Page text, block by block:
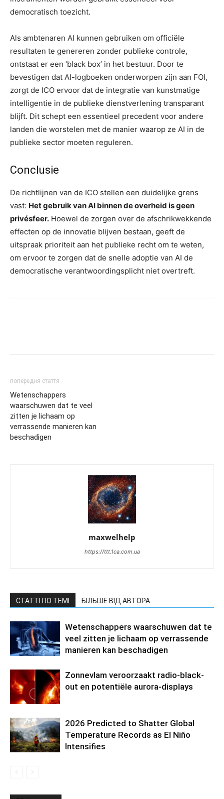
democratisch toezicht.
Als ambtenaren AI kunnen gebruiken om officiële
resultaten te genereren zonder publieke controle,
ontstaat er een ‘black box’ in het bestuur. Door te
bevestigen dat AI-logboeken onderworpen zijn aan FOI,
zorgt de ICO ervoor dat de integratie van kunstmatige
intelligentie in de publieke dienstverlening transparant
blijft. Dit schept een essentieel precedent voor andere
landen die worstelen met de manier waarop ze AI in de
publieke sector moeten reguleren.
Conclusie
De richtlijnen van de ICO stellen een duidelijke grens
vast: Het gebruik van AI binnen de overheid is geen
privésfeer. Hoewel de zorgen over de afschrikwekkende
effecten op de innovatie blijven bestaan, geeft de
uitspraak prioriteit aan het publieke recht om te weten,
om ervoor te zorgen dat de snelle adoptie van AI de
democratische verantwoordingsplicht niet overtreft.
попередня стаття
Wetenschappers
waarschuwen dat te veel
zitten je lichaam op
verrassende manieren kan
beschadigen
maxwelhelp
https://ttt.1ca.com.ua
СТАТТІ ПО ТЕМІ БІЛЬШЕ ВІД АВТОРА
Wetenschappers waarschuwen dat te
veel zitten je lichaam op verrassende
manieren kan beschadigen
Zonnevlam veroorzaakt radio-black-
out en potentiële aurora-displays
2026 Predicted to Shatter Global
Temperature Records as El Niño
Intensifies